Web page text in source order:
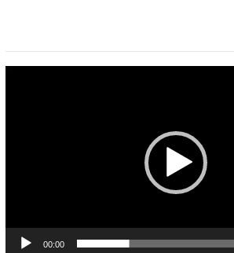
00:00